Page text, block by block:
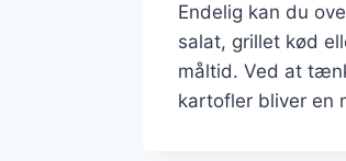
Endelig kan du
salat, grillet kød
måltid. Ved at
kartofler bliver en